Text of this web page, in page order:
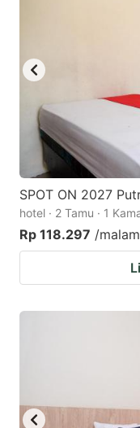
SPOT ON 2027
hotel · 2 Tamu · 1
Rp 118.297 /malam